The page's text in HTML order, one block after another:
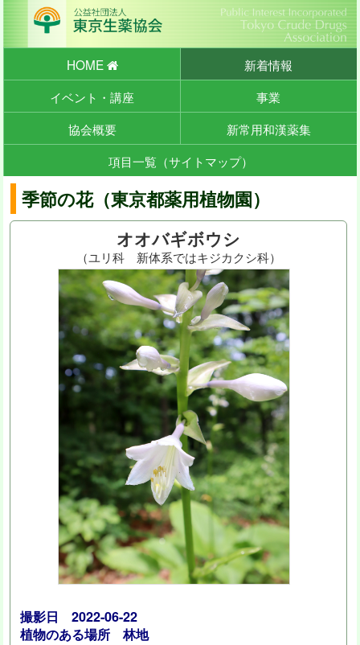
HOME
新着情報
イベント・講座
事業
協会概要
新常用和漢薬集
項目一覧（サイトマップ）
季節の花（東京都薬用植物園）
オオバギボウシ
（ユリ科 新体系ではキジカクシ科）
撮影日 2022-06-22
植物のある場所 林地